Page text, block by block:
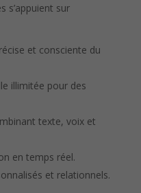
s’appuient sur
et consciente du
illimitée pour des
texte, voix et
en temps réel.
et relationnels.